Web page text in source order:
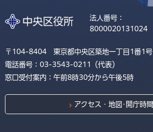
法人番号：
8000020131024
〒104-8404 東京都中央区築地一丁目1番1号
電話番号：03-3543-0211（代表）
窓口受付案内：午前8時30分から午後5時
アクセス・地図･開庁時間